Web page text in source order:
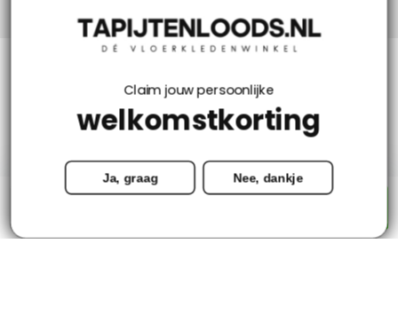
Mijn account
Categorieën
Contact
Claim jouw persoonlijke
welkomstkorting
Ja, graag Nee, dankje